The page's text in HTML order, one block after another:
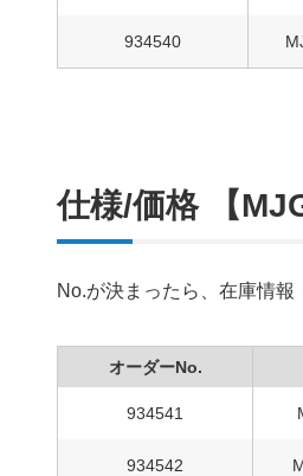
934540
仕様/価格 【
No.が決まったら、在庫情報
オーダーNo.
934541
934542